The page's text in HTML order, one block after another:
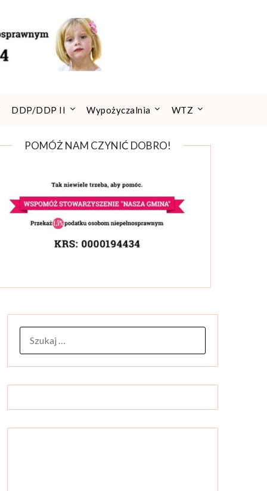
DDP/DDP II Wypożyczalnia WTZ
POMÓŻ NAM CZYNIĆ DOBRO!